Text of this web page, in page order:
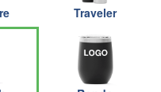
Traveler